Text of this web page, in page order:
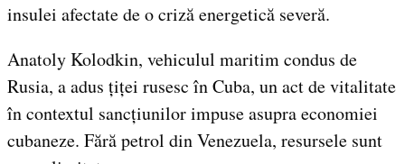
insulei afectate de o criză energetică severă.
Anatoly Kolodkin, vehiculul maritim condus de
Rusia, a adus țiței rusesc în Cuba, un act de vitalitate
în contextul sancțiunilor impuse asupra economiei
cubaneze. Fără petrol din Venezuela, resursele sunt